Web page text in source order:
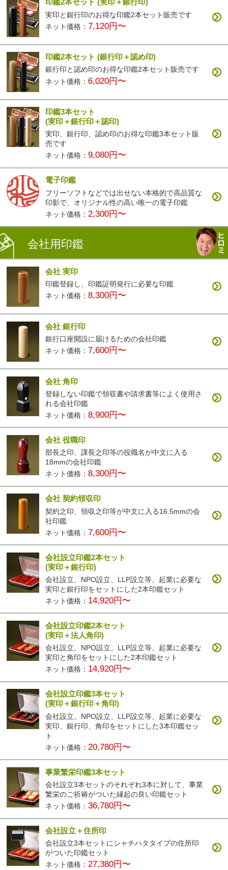
印鑑2本セット(実印＋銀行印)
実印と銀行印のお得な印鑑2本セット販売です
ネット価格： 7,120円〜
印鑑2本セット(銀行印＋認め印)
銀行印と認め印のお得な印鑑2本セット販売です
ネット価格：6,020円〜
印鑑3本セット
(実印＋銀行印＋認印)
実印、銀行印、認め印のお得な印鑑3本セット販
売です
ネット価格：9,080円〜
電子印鑑
フリーソフトなどでは出せない本格的で高品質な
印影で、オリジナル性の高い唯一の電子印鑑
ネット価格： 2,300円〜
会社用印鑑
会社 実印
印鑑登録し、印鑑証明発行に必要な印鑑
ネット価格：8,300円〜
会社 銀行印
銀行口座開設に届けるための会社印鑑
ネット価格： 7,600円〜
会社 角印
登録しない印鑑で領収書や請求書等によく使用さ
れる会社印鑑
ネット価格：8,900円〜
会社 役職印
部長之印、課長之印等の役職名が中文に入る
18mmの会社印鑑
ネット価格：8,300円〜
会社 契約領収印
契約之印、領収之印等が中文に入る16.5mmの会
社印鑑
ネット価格： 7,600円〜
会社設立印鑑2本セット
(実印＋銀行印)
会社設立、NPO設立、LLP設立等、起業に必要な
実印と銀行印をセットにした2本印鑑セット
ネット価格： 14,920円〜
会社設立印鑑2本セット
(実印＋法人角印)
会社設立、NPO設立、LLP設立等、起業に必要な
実印と角印をセットにした2本印鑑セット
ネット価格： 14,920円〜
会社設立印鑑3本セット
(実印＋銀行印＋角印)
会社設立、NPO設立、LLP設立等、起業に必要な
実印、銀行印、角印をセットにした3本印鑑セッ
ト
ネット価格： 20,780円〜
事業繁栄印鑑3本セット
会社設立3本セットのそれぞれ3本に対して、事業
繁栄のご祈祷がついた縁起の良い印鑑セット
ネット価格：36,780円〜
会社設立＋住所印
会社設立3本セットにシャチハタタイプの住所印
がついた印鑑セット
ネット価格：27,380円〜